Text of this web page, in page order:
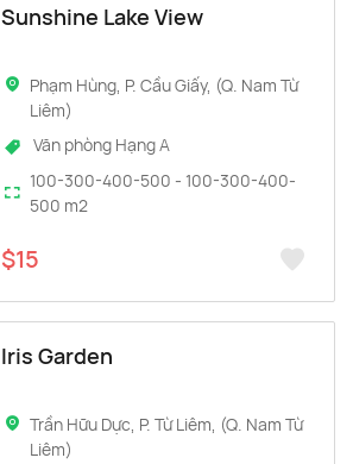
Sunshine Lake View
Phạm Hùng, P. Cầu Giấy, (Q. Nam Từ
Liêm)
Văn phòng Hạng A
100-300-400-500 - 100-300-400-
500 m2
$15
Iris Garden
Trần Hữu Dực, P. Từ Liêm, (Q. Nam Từ
Liêm)